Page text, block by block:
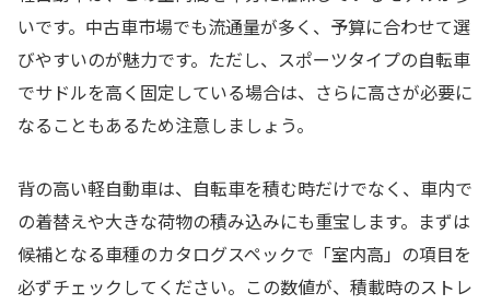
いです。中古車市場でも流通量が多く、予算に合わせて選
びやすいのが魅力です。ただし、スポーツタイプの自転車
でサドルを高く固定している場合は、さらに高さが必要に
なることもあるため注意しましょう。
背の高い軽自動車は、自転車を積む時だけでなく、車内で
の着替えや大きな荷物の積み込みにも重宝します。まずは
候補となる車種のカタログスペックで「室内高」の項目を
必ずチェックしてください。この数値が、積載時のストレ